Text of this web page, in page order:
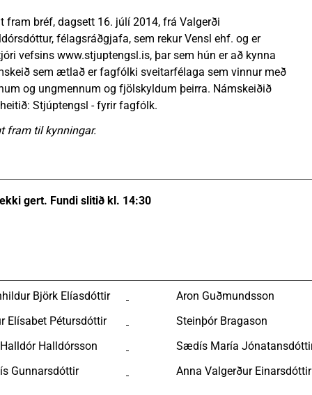
fram bréf, dagsett 16. júlí 2014, frá Valgerði
félagsráðgjafa, sem rekur Vensl ehf. og er
vefsins www.stjuptengsl.is, þar sem hún er að kynna
sem ætlað er fagfólki sveitarfélaga sem vinnur með
og ungmennum og fjölskyldum þeirra. Námskeiðið
Stjúptengsl - fyrir fagfólk.
fram til kynningar.
gert. Fundi slitið kl. 14:30
Björk Elíasdóttir
Aron Guðmundsson
Elísabet Pétursdóttir
Steinþór Bragason
Halldórsson
Sædís María
Gunnarsdóttir
Anna Valgerður Einarsdóttir